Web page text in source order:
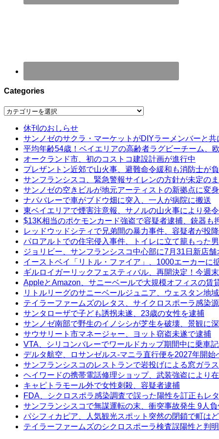
Categories
Categories
休刊のおしらせ
サンノゼのサクラ・マーケットがDIYラーメンバーと共
平均年齢54歳！ベイエリアの高齢者ラグビーチーム、
オークランド市、初のコストコ建設計画が進行中
プレザントン近郊で山火事、避難命令緩和も消防士が
サンフランシスコ、緊急警報サイレンの方針が未定の
サンノゼの空きビルが地元アーティストの新拠点に変身
ナパバレーで車がブドウ畑に突入、一人が病院に搬送
東ベイエリアで煙害注意報、サノルの山火事により発令
$13K相当のポケモンカード強盗で容疑者逮捕、銃器も
レッドウッドシティで兄弟間の暴力事件、容疑者が投降
パロアルトでの住宅侵入事件、トイレに立て籠もった
ジョリビー、サンフランシスコ中心部に7月31日新店舗
イーストベイ「リトル・ファイア」、1000エーカーに
ギルロイガーリックフェスティバル、再開決定！今週
AppleとAmazon、サニーベールで大規模オフィスの賃
リトルリーグのサニーベールジュニア、ウェスタン地
テイラーファームズのレタス、サイクロスポーラ感染
サンタローザで子ども誘拐未遂、23歳の女性を逮捕
サンノゼ南部で野生のイノシシが芝生を破壊、景観に
サウサリート市マネージャー、ヨット窃盗未遂で逮捕
VTA、シリコンバレーでワールドカップ期間中に乗車
デルタ航空、ロサンゼルス-マニラ直行便を2027年開始
サンフランシスコのレストランで岩投げによる窓ガラ
ヘイワードの携帯電話修理ショップ、武装強盗により
キャピトラモール外で女性刺殺、容疑者逮捕
FDA、シクロスポラ感染調査で誤った陽性を訂正もレ
サンフランシスコで無謀運転の末、衝突事故発生 9人負
パシフィカピア、人気観光スポット突然の閉鎖で町は
テイラーファームズのシクロスポーラ検査誤陽性と判